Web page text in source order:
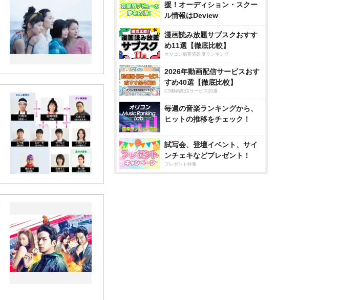
援！オーディション・スクー
ル情報はDeview
漫画読み放題サブスクおすす
め11選【徹底比較】
オリコン顧客満足度ランキング
2026年動画配信サービスおす
すめ40選【徹底比較】
CS動画配信サービス20選
毎週の音楽ランキングから、
ヒットの推移をチェック！
試写会、登壇イベント、サイ
ンチェキなどプレゼント！
プレゼント特集